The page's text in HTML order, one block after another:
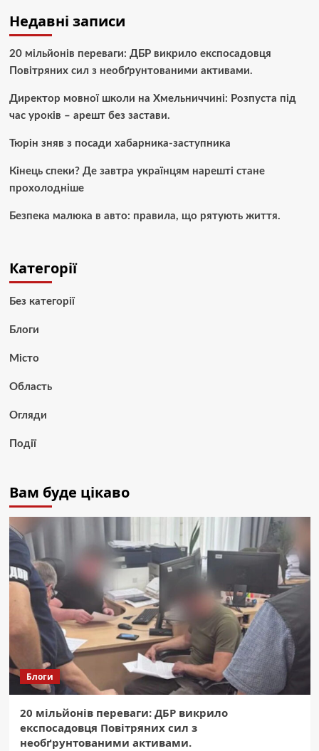
Недавні записи
20 мільйонів переваги: ДБР викрило експосадовця
Повітряних сил з необґрунтованими активами.
Директор мовної школи на Хмельниччині: Розпуста під
час уроків – арешт без застави.
Тюрін зняв з посади хабарника-заступника
Кінець спеки? Де завтра українцям нарешті стане
прохолодніше
Безпека малюка в авто: правила, що рятують життя.
Категорії
Без категорії
Блоги
Місто
Область
Огляди
Події
Вам буде цікаво
Блоги
20 мільйонів переваги: ДБР викрило
експосадовця Повітряних сил з
необґрунтованими активами.